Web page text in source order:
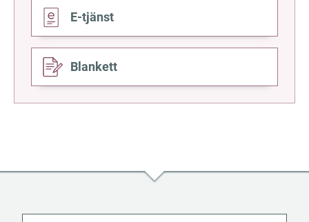
Gå
E-tjänst
Gå
Blankett